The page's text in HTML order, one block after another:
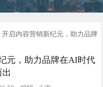
启内容营销新纪元，助力品牌
元，助力品牌在AI时代
出